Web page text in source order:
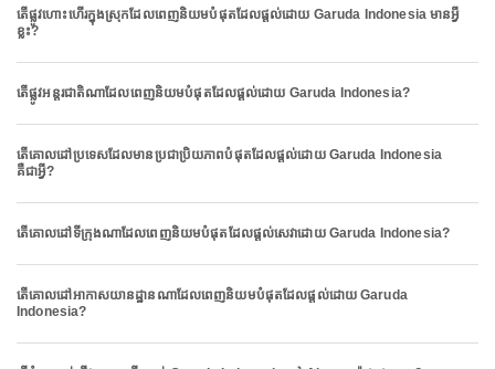
តើផ្លូវហោះហើរក្នុងស្រុកដែលពេញនិយមបំផុតដែលផ្តល់ដោយ Garuda Indonesia មានអ្វី
ខ្លះ?
តើផ្លូវអន្តរជាតិណាដែលពេញនិយមបំផុតដែលផ្តល់ដោយ Garuda Indonesia?
តើគោលដៅប្រទេសដែលមានប្រជាប្រិយភាពបំផុតដែលផ្តល់ដោយ Garuda Indonesia
គឺជាអ្វី?
តើគោលដៅទីក្រុងណាដែលពេញនិយមបំផុតដែលផ្តល់សេវាដោយ Garuda Indonesia?
តើគោលដៅអាកាសយានដ្ឋានណាដែលពេញនិយមបំផុតដែលផ្តល់ដោយ Garuda
Indonesia?